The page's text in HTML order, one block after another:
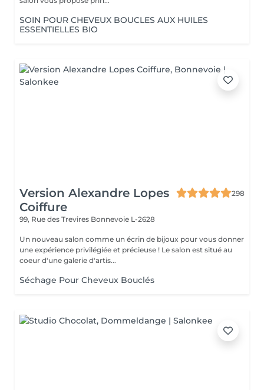
SOIN POUR CHEVEUX BOUCLES AUX HUILES
ESSENTIELLES BIO
Version Alexandre Lopes
Coiffure
298
99, Rue des Trevires Bonnevoie L-2628
Un nouveau salon comme un écrin de bijoux pour vous donner
une expérience privilégiée et précieuse ! Le salon est situé au
coeur d'une galerie d'artis...
Séchage Pour Cheveux Bouclés